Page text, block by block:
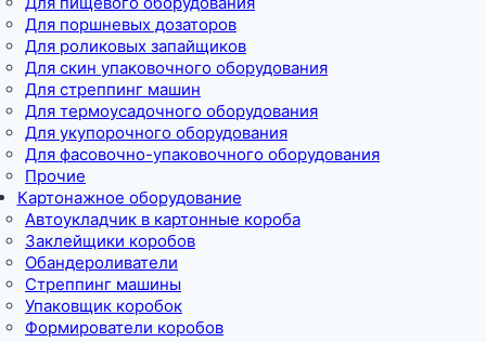
Для поршневых дозаторов
Для роликовых запайщиков
Для скин упаковочного оборудования
Для стреппинг машин
Для термоусадочного оборудования
Для укупорочного оборудования
Для фасовочно-упаковочного оборудования
Прочие
Картонажное оборудование
Автоукладчик в картонные короба
Заклейщики коробов
Обандероливатели
Стреппинг машины
Упаковщик коробок
Формирователи коробов